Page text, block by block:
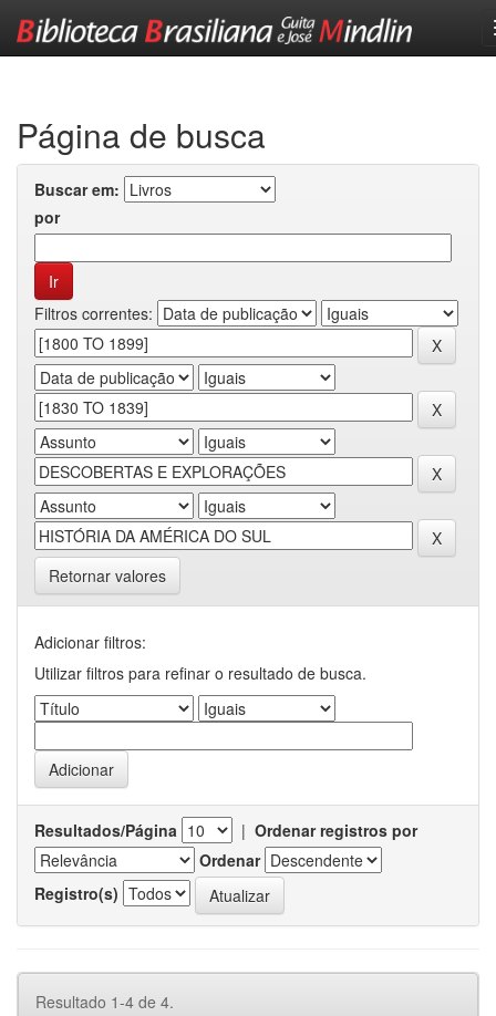
Página de busca
Buscar em:
por
Filtros correntes:
Retornar valores
Adicionar filtros:
Utilizar filtros para refinar o resultado de busca.
Resultados/Página | Ordenar registros por
Ordenar
Registro(s)
Resultado 1-4 de 4.